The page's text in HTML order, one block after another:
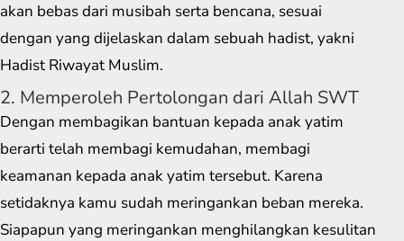
akan bebas dari musibah serta bencana, sesuai
dengan yang dijelaskan dalam sebuah hadist, yakni
Hadist Riwayat Muslim.
2. Memperoleh Pertolongan dari Allah SWT
Dengan membagikan bantuan kepada anak yatim
berarti telah membagi kemudahan, membagi
keamanan kepada anak yatim tersebut. Karena
setidaknya kamu sudah meringankan beban mereka.
Siapapun yang meringankan menghilangkan kesulitan